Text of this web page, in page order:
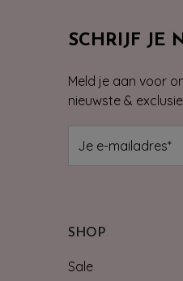
SCHRIJF JE
Meld je aan voor
nieuwste &
SHOP
Sale